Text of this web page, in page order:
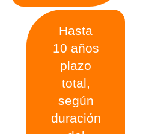
Hasta
10 años
plazo
total,
según
duración